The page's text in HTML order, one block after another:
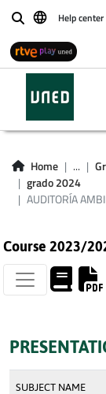
BuscarHelp center
Home ...
grado 2024
AUDITORÍA
Course 2023/
SUBJECT NAME